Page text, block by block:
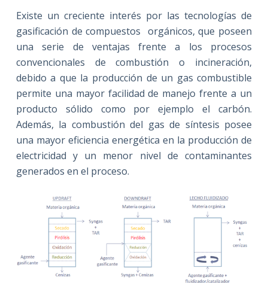
Existe un creciente interés por las tecnologías de
gasificación de compuestos orgánicos, que poseen
una serie de ventajas frente a los procesos
convencionales de combustión o incineración,
debido a que la producción de un gas combustible
permite una mayor facilidad de manejo frente a un
producto sólido como por ejemplo el carbón.
Además, la combustión del gas de síntesis posee
una mayor eficiencia energética en la producción de
electricidad y un menor nivel de contaminantes
generados en el proceso.